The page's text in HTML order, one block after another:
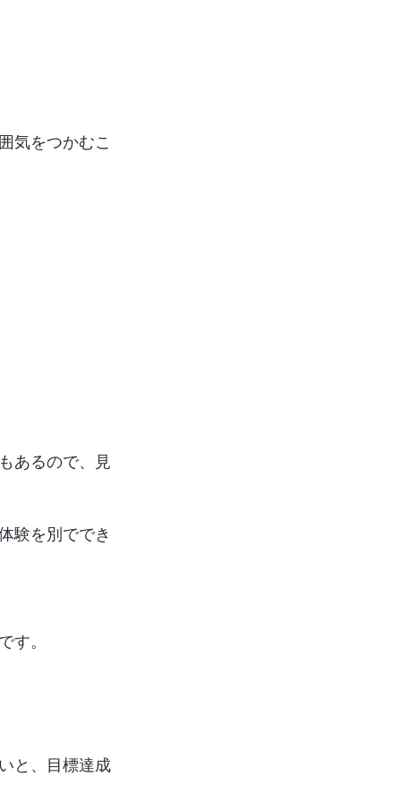
気をつかむこ
あるので、見
験を別ででき
す。
と、目標達成